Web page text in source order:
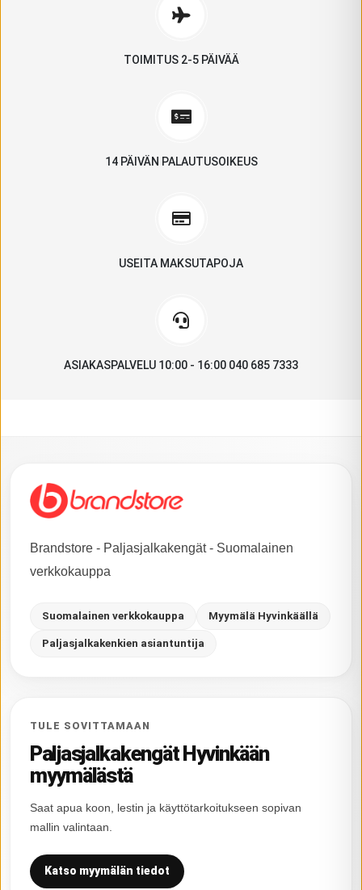
TOIMITUS 2-5 PÄIVÄÄ
14 PÄIVÄN PALAUTUSOIKEUS
USEITA MAKSUTAPOJA
ASIAKASPALVELU 10:00 - 16:00 040 685 7333
Brandstore - Paljasjalkakengät - Suomalainen
verkkokauppa
Suomalainen verkkokauppa Myymälä Hyvinkäällä
Paljasjalkakenkien asiantuntija
TULE SOVITTAMAAN
Paljasjalkakengät Hyvinkään
myymälästä
Saat apua koon, lestin ja käyttötarkoitukseen sopivan
mallin valintaan.
Katso myymälän tiedot